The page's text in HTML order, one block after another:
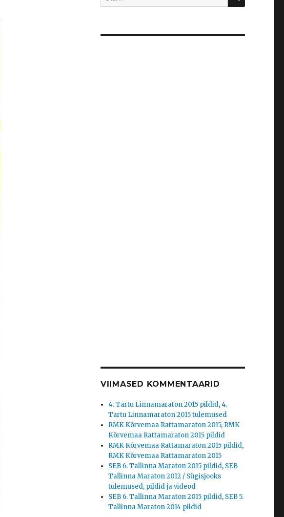
VIIMASED KOMMENTAARID
4. Tartu Linnamaraton 2015 pildid,4.
Tartu Linnamaraton 2015 tulemused
RMK Kõrvemaa Rattamaraton 2015, RMK
Kõrvemaa Rattamaraton 2015 pildid
RMK Kõrvemaa Rattamaraton 2015 pildid,
RMK Kõrvemaa Rattamaraton 2015
SEB 6. Tallinna Maraton 2015 pildid, SEB
Tallinna Maraton 2012 / Sügisjooks
tulemused, pildid ja videod
SEB 6. Tallinna Maraton 2015 pildid, SEB 5.
Tallinna Maraton 2014 pildid